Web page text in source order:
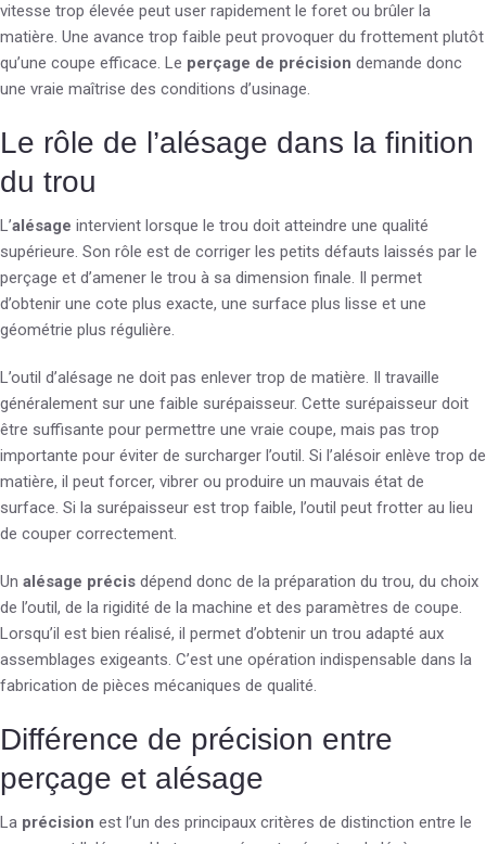
vitesse trop élevée peut user rapidement le foret ou brûler la
matière. Une avance trop faible peut provoquer du frottement plutôt
qu’une coupe efficace. Le perçage de précision demande donc
une vraie maîtrise des conditions d’usinage.
Le rôle de l’alésage dans la finition
du trou
L’alésage intervient lorsque le trou doit atteindre une qualité
supérieure. Son rôle est de corriger les petits défauts laissés par le
perçage et d’amener le trou à sa dimension finale. Il permet
d’obtenir une cote plus exacte, une surface plus lisse et une
géométrie plus régulière.
L’outil d’alésage ne doit pas enlever trop de matière. Il travaille
généralement sur une faible surépaisseur. Cette surépaisseur doit
être suffisante pour permettre une vraie coupe, mais pas trop
importante pour éviter de surcharger l’outil. Si l’alésoir enlève trop de
matière, il peut forcer, vibrer ou produire un mauvais état de
surface. Si la surépaisseur est trop faible, l’outil peut frotter au lieu
de couper correctement.
Un alésage précis dépend donc de la préparation du trou, du choix
de l’outil, de la rigidité de la machine et des paramètres de coupe.
Lorsqu’il est bien réalisé, il permet d’obtenir un trou adapté aux
assemblages exigeants. C’est une opération indispensable dans la
fabrication de pièces mécaniques de qualité.
Différence de précision entre
perçage et alésage
La précision est l’un des principaux critères de distinction entre le